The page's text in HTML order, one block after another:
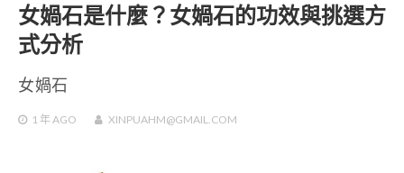
女媧石是什麼？女媧石的功效與挑選方
式分析
女媧石
1 年 AGO XINPUAHM@GMAIL.COM